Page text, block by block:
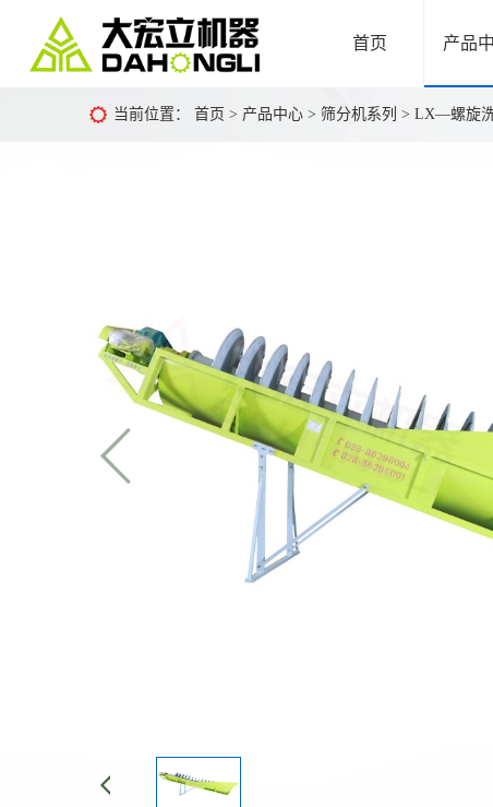
首页 产品
当前位置： 首页 > 产品中心 > 筛分机系列 > LX—螺旋